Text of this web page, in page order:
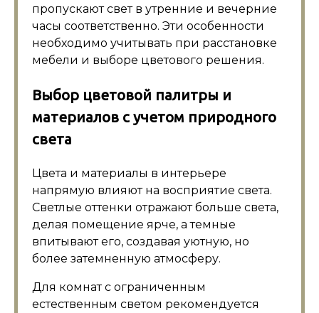
пропускают свет в утренние и вечерние
часы соответственно. Эти особенности
необходимо учитывать при расстановке
мебели и выборе цветового решения.
Выбор цветовой палитры и
материалов с учетом природного
света
Цвета и материалы в интерьере
напрямую влияют на восприятие света.
Светлые оттенки отражают больше света,
делая помещение ярче, а темные
впитывают его, создавая уютную, но
более затемненную атмосферу.
Для комнат с ограниченным
естественным светом рекомендуется